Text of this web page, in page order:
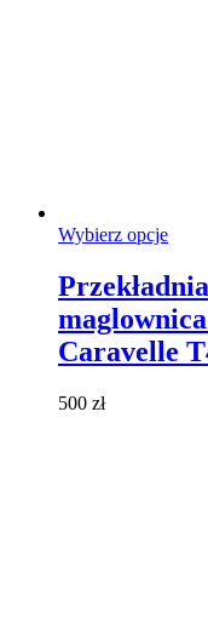
Wybierz opcjeTen
ma
wiele
Caravelle
500 zł